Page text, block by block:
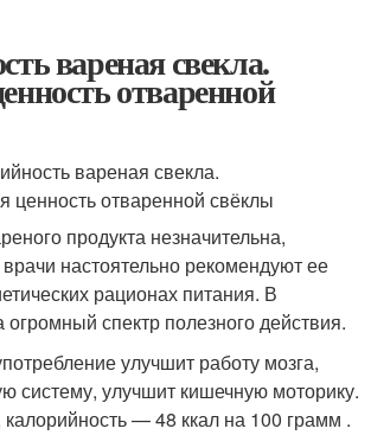
вареная свекла.
отваренной
продукта незначительна,
настоятельно рекомендуют ее
рационах питания. В
спектр полезного действия.
улучшит работу мозга,
систему, улучшит кишечную моторику.
— 48 ккал на 100 грамм .